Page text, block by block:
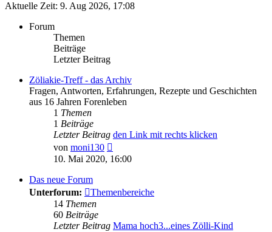
Aktuelle Zeit: 9. Aug 2026, 17:08
Forum
Themen
Beiträge
Letzter Beitrag
Zöliakie-Treff - das Archiv
Fragen, Antworten, Erfahrungen, Rezepte und Geschichten
aus 16 Jahren Forenleben
1 Themen
1 Beiträge
Letzter Beitrag den Link mit rechts klicken
von moni130
Beitrag
10. Mai 2020, 16:00
Das neue Forum
Unterforum:
Themenbereiche
14 Themen
60 Beiträge
Letzter Beitrag Mama hoch3...eines Zölli-Kind